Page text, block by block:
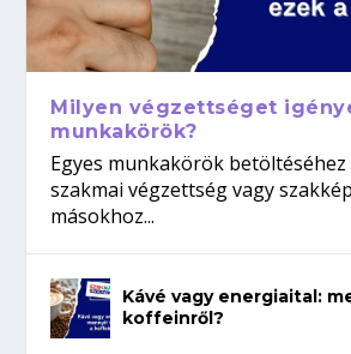
Milyen végzettséget
munkakörök?
Egyes munkakörök
szakmai végzettség vagy
másokhoz...
Kávé vagy energiaital:
koffeinről?